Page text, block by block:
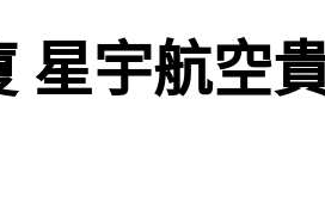
星宇航空